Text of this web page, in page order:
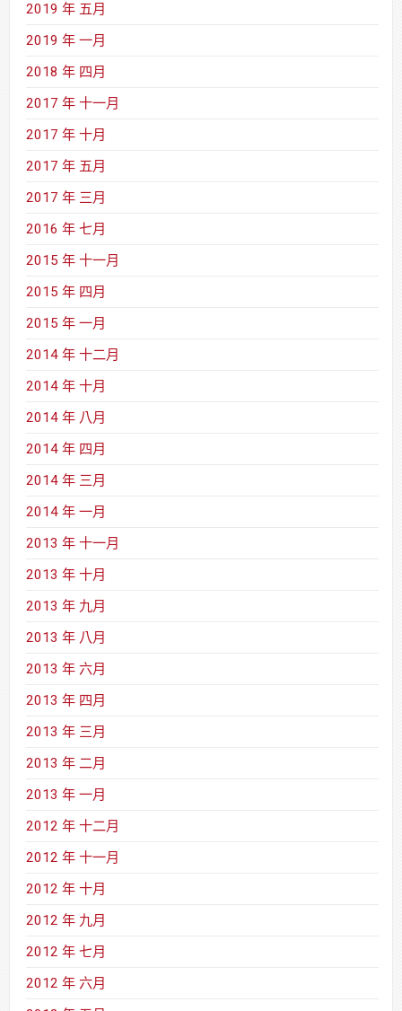
2019 年 五月
2019 年 一月
2018 年 四月
2017 年 十一月
2017 年 十月
2017 年 五月
2017 年 三月
2016 年 七月
2015 年 十一月
2015 年 四月
2015 年 一月
2014 年 十二月
2014 年 十月
2014 年 八月
2014 年 四月
2014 年 三月
2014 年 一月
2013 年 十一月
2013 年 十月
2013 年 九月
2013 年 八月
2013 年 六月
2013 年 四月
2013 年 三月
2013 年 二月
2013 年 一月
2012 年 十二月
2012 年 十一月
2012 年 十月
2012 年 九月
2012 年 七月
2012 年 六月